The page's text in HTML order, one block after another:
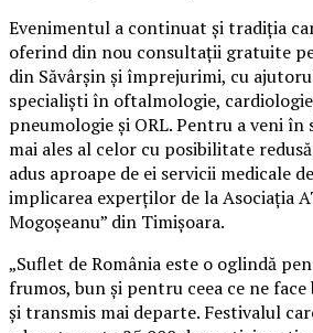
Evenimentul a continuat și tradiția
oferind din nou consultații gratuite
din Săvârșin și împrejurimi, cu
specialiști în oftalmologie,
pneumologie și ORL. Pentru a veni
mai ales al celor cu posibilitate
adus aproape de ei servicii medicale
implicarea experților de la Asociația
Mogoșeanu” din Timișoara.
„Suflet de România este o oglindă
frumos, bun și pentru ceea ce ne
și transmis mai departe. Festivalul